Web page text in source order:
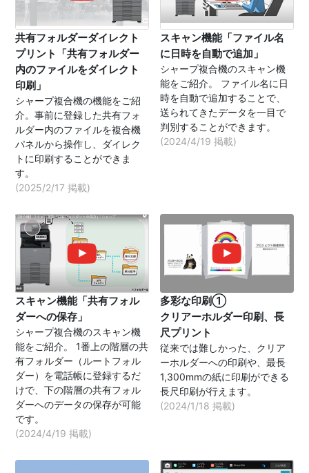
共有フォルダーダイレクト
プリント「共有フォルダー
内のファイルをダイレクト
印刷」
シャープ複合機の機能をご紹
介。事前に登録した共有フォ
ルダー内のファイルを複合機
パネルから操作し、ダイレク
トに印刷することができま
す。
(2025/2/17 掲載)
スキャン機能「ファイル名
に日時を自動で追加」
シャープ複合機のスキャン機
能をご紹介。 ファイル名に日
時を自動で追加することで、
送られてきたデータを一目で
判別することができます。
(2024/4/19 掲載)
スキャン機能「共有フォル
ダーへの保存」
シャープ複合機のスキャン機
能をご紹介。 1番上の階層の共
有フォルダー（ルートフォル
ダー）を電話帳に登録するだ
けで、下の階層の共有フォル
ダーへのデータの保存が可能
です。
(2024/4/19 掲載)
多彩な印刷①
クリアーホルダー印刷、長
尺プリント
従来では難しかった、クリア
ーホルダーへの印刷や、最長
1,300mmの紙に印刷ができる
長尺印刷が行えます。
(2024/1/18 掲載)